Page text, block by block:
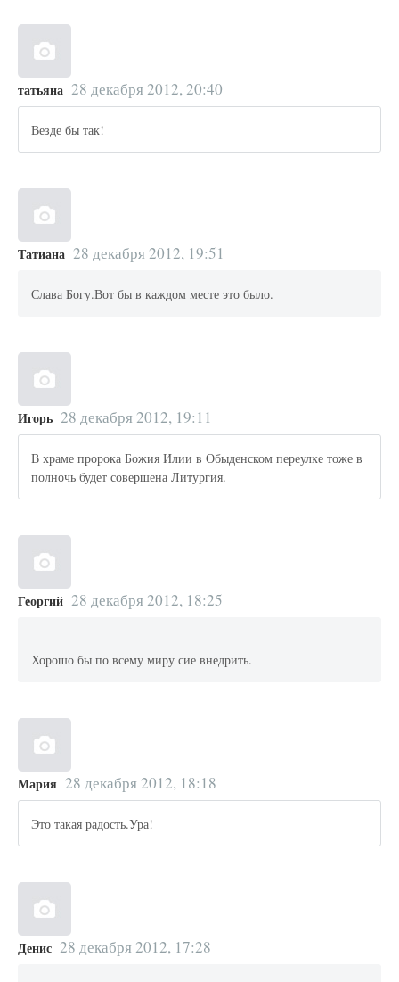
татьяна 28 декабря 2012, 20:40
Везде бы так!
Татиана 28 декабря 2012, 19:51
Слава Богу.Вот бы в каждом месте это было.
Игорь 28 декабря 2012, 19:11
В храме пророка Божия Илии в Обыденском переулке тоже в
полночь будет совершена Литургия.
Георгий 28 декабря 2012, 18:25
Хорошо бы по всему миру сие внедрить.
Мария 28 декабря 2012, 18:18
Это такая радость.Ура!
Денис 28 декабря 2012, 17:28